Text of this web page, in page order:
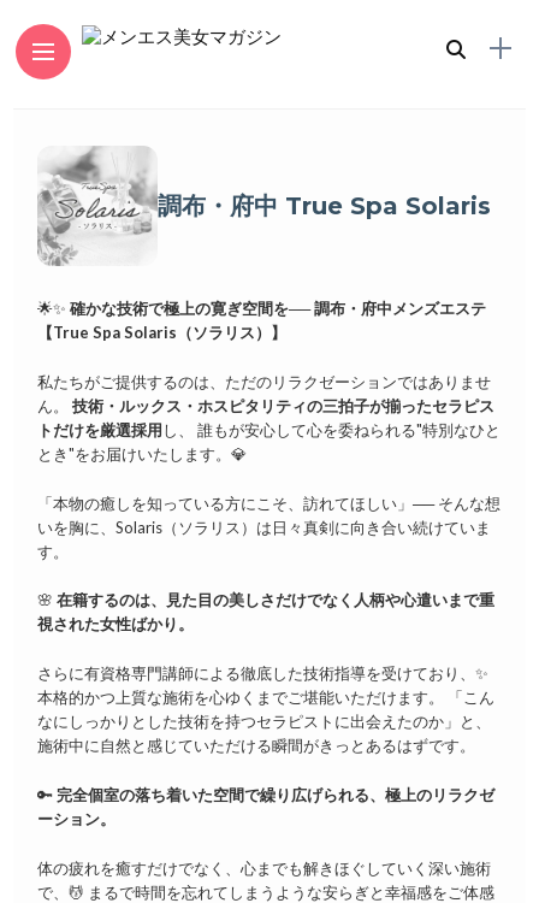
調布・府中 True Spa Solaris
🌟✨確かな技術で極上の寛ぎ空間を──調布・府中メンズエステ
【True Spa Solaris（ソラリス）】
私たちがご提供するのは、ただのリラクゼーションではありませ
ん。技術・ルックス・ホスピタリティの三拍子が揃ったセラピス
トだけを厳選採用し、 誰もが安心して心を委ねられる"特別なひと
とき"をお届けいたします。💎
「本物の癒しを知っている方にこそ、訪れてほしい」── そんな想
いを胸に、Solaris（ソラリス）は日々真剣に向き合い続けていま
す。
🌸在籍するのは、見た目の美しさだけでなく人柄や心遣いまで重
視された女性ばかり。
さらに有資格専門講師による徹底した技術指導を受けており、✨
本格的かつ上質な施術を心ゆくまでご堪能いただけます。 「こん
なにしっかりとした技術を持つセラピストに出会えたのか」と、
施術中に自然と感じていただける瞬間がきっとあるはずです。
🔑完全個室の落ち着いた空間で繰り広げられる、極上のリラクゼ
ーション。
体の疲れを癒すだけでなく、心までも解きほぐしていく深い施術
で、💆 まるで時間を忘れてしまうような安らぎと幸福感をご体感